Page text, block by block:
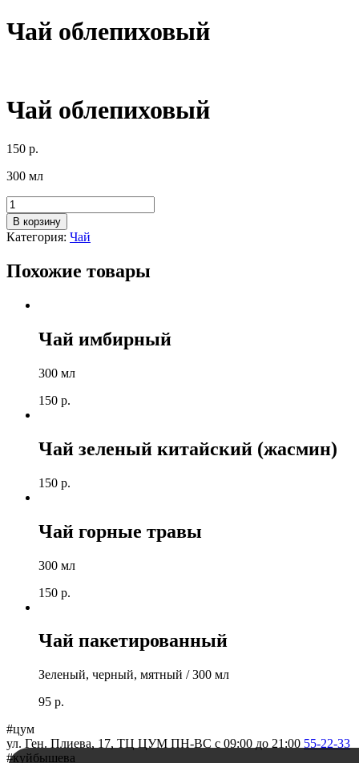
Чай облепиховый
Чай облепиховый
150 р.
300 мл
Количество
товара
Чай
облепиховый
В корзину
Категория: Чай
Похожие товары
Чай имбирный
300 мл
150 р.
Чай зеленый китайский (жасмин)
150 р.
Чай горные травы
300 мл
150 р.
Чай пакетированный
Зеленый, черный, мятный / 300 мл
95 р.
#цум
ул. Ген. Плиева, 17, ТЦ ЦУМ ПН-ВС c 09:00 до 21:00 55-22-33
#куйбышева